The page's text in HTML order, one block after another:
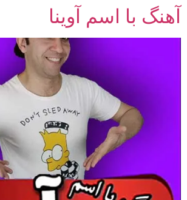
پرش
محتوا
آهنگ با اسم آوینا